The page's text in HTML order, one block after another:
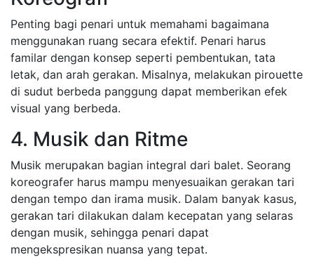
Penting bagi penari untuk memahami bagaimana
menggunakan ruang secara efektif. Penari harus
familar dengan konsep seperti pembentukan, tata
letak, dan arah gerakan. Misalnya, melakukan pirouette
di sudut berbeda panggung dapat memberikan efek
visual yang berbeda.
4. Musik dan Ritme
Musik merupakan bagian integral dari balet. Seorang
koreografer harus mampu menyesuaikan gerakan tari
dengan tempo dan irama musik. Dalam banyak kasus,
gerakan tari dilakukan dalam kecepatan yang selaras
dengan musik, sehingga penari dapat
mengekspresikan nuansa yang tepat.